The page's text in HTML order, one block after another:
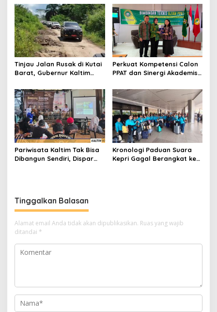
Melenu
Tinjau Jalan Rusak di Kutai
Barat, Gubernur Kaltim
Kilometer
Perkuat Kompetensi Calon
PPAT dan Sinergi Akademis,
Bimtek Ujian PPAT 2026
Pariwisata Kaltim Tak Bisa
Dibangun Sendiri, Dispar
Kronologi Paduan Suara
Kepri Gagal Berangkat ke
Tinggalkan Balasan
Alamat email Anda tidak akan dipublikasikan. Ruas yang wajib
ditandai *